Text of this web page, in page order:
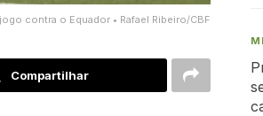
contra o Equador • Rafael Ribeiro/CBF
Compartilhar